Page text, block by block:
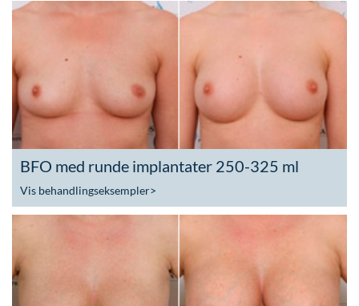
BFO med runde implantater 250-325 ml
Vis behandlingseksempler>